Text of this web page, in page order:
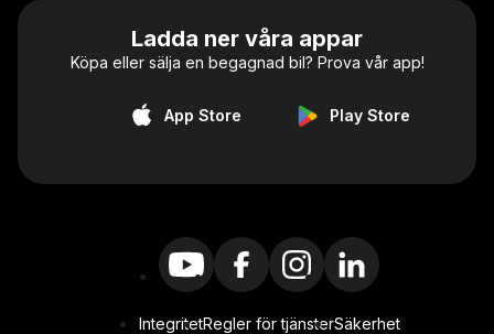
Ladda ner våra appar
Köpa eller sälja en begagnad bil? Prova vår app!
App Store Play Store
IntegritetRegler för tjänsterSäkerhet